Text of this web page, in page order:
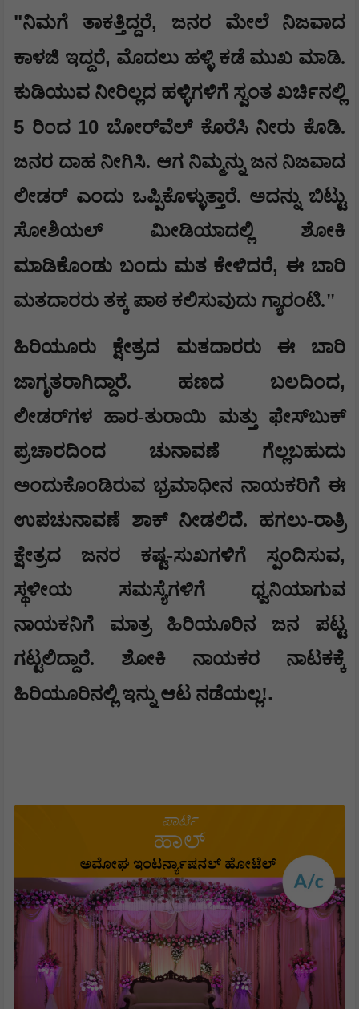
​"ನಿಮಗೆ ತಾಕತ್ತಿದ್ದರೆ, ಜನರ ಮೇಲೆ ನಿಜವಾದ
ಕಾಳಜಿ ಇದ್ದರೆ, ಮೊದಲು ಹಳ್ಳಿ ಕಡೆ ಮುಖ ಮಾಡಿ.
ಕುಡಿಯುವ ನೀರಿಲ್ಲದ ಹಳ್ಳಿಗಳಿಗೆ ಸ್ವಂತ ಖರ್ಚಿನಲ್ಲಿ
5 ರಿಂದ 10 ಬೋರ್‌ವೆಲ್ ಕೊರೆಸಿ ನೀರು ಕೊಡಿ.
ಜನರ ದಾಹ ನೀಗಿಸಿ. ಆಗ ನಿಮ್ಮನ್ನು ಜನ ನಿಜವಾದ
ಲೀಡರ್ ಎಂದು ಒಪ್ಪಿಕೊಳ್ಳುತ್ತಾರೆ. ಅದನ್ನು ಬಿಟ್ಟು
ಸೋಶಿಯಲ್ ಮೀಡಿಯಾದಲ್ಲಿ ಶೋಕಿ
ಮಾಡಿಕೊಂಡು ಬಂದು ಮತ ಕೇಳಿದರೆ,ಈ ಬಾರಿ
ಮತದಾರರು ತಕ್ಕ ಪಾಠ ಕಲಿಸುವುದು ಗ್ಯಾರಂಟಿ."
​​ಹಿರಿಯೂರು ಕ್ಷೇತ್ರದ ಮತದಾರರು ಈ ಬಾರಿ
ಜಾಗೃತರಾಗಿದ್ದಾರೆ. ಹಣದ ಬಲದಿಂದ,
ಲೀಡರ್‌ಗಳ ಹಾರ-ತುರಾಯಿ ಮತ್ತು ಫೇಸ್‌ಬುಕ್
ಪ್ರಚಾರದಿಂದ ಚುನಾವಣೆ ಗೆಲ್ಲಬಹುದು
ಅಂದುಕೊಂಡಿರುವ ಭ್ರಮಾಧೀನ ನಾಯಕರಿಗೆ ಈ
ಉಪಚುನಾವಣೆ ಶಾಕ್ ನೀಡಲಿದೆ. ಹಗಲು-ರಾತ್ರಿ
ಕ್ಷೇತ್ರದ ಜನರ ಕಷ್ಟ-ಸುಖಗಳಿಗೆ ಸ್ಪಂದಿಸುವ,
ಸ್ಥಳೀಯ ಸಮಸ್ಯೆಗಳಿಗೆ ಧ್ವನಿಯಾಗುವ
ನಾಯಕನಿಗೆ ಮಾತ್ರ ಹಿರಿಯೂರಿನ ಜನ ಪಟ್ಟ
ಗಟ್ಟಲಿದ್ದಾರೆ. ಶೋಕಿ ನಾಯಕರ ನಾಟಕಕ್ಕೆ
ಹಿರಿಯೂರಿನಲ್ಲಿ ಇನ್ನು ಆಟ ನಡೆಯಲ್ಲ!.